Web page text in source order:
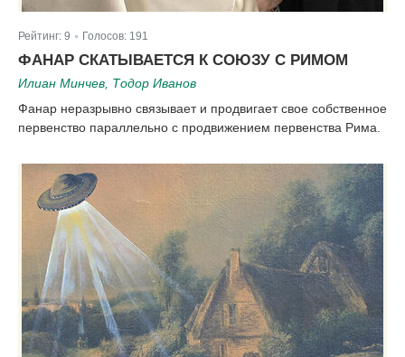
Рейтинг: 9 Голосов: 191
ФАНАР СКАТЫВАЕТСЯ К СОЮЗУ С РИМОМ
Илиан Минчев, Тодор Иванов
Фанар неразрывно связывает и продвигает свое собственное
первенство параллельно с продвижением первенства Рима.